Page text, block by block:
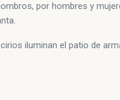
por hombres y
iluminan el patio de